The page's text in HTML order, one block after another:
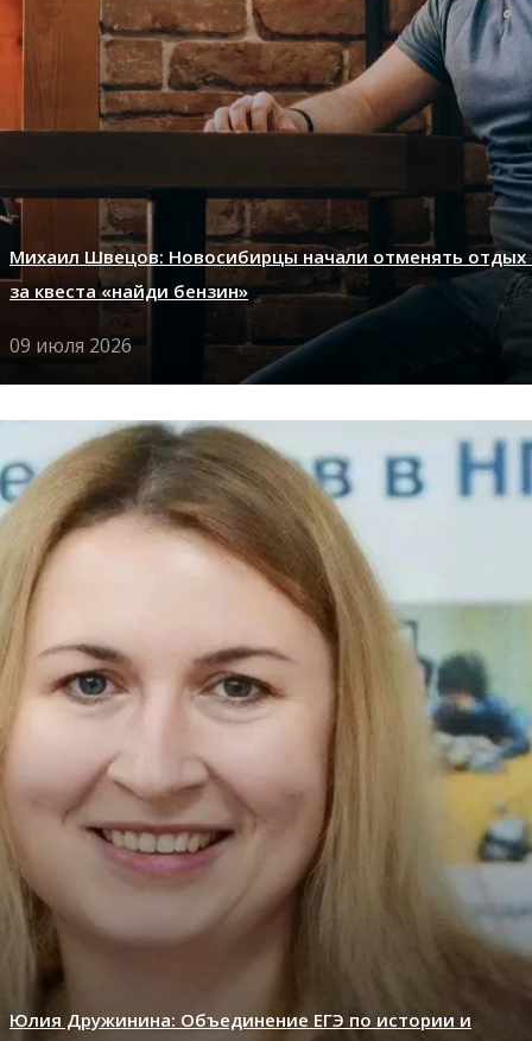
Михаил Швецов: Новосибирцы начали отменять отдых
за квеста «найди бензин»
09 июля 2026
Юлия Дружинина: Объединение ЕГЭ по истории и